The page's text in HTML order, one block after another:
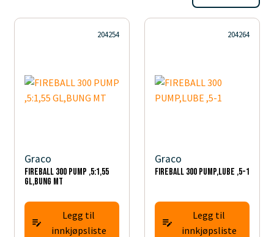
204254
Graco
FIREBALL 300 PUMP ,5:1,55
GL,BUNG MT
Legg til
innkjøpsliste
204264
Graco
FIREBALL 300 PUMP,LUBE ,5-1
Legg til
innkjøpsliste